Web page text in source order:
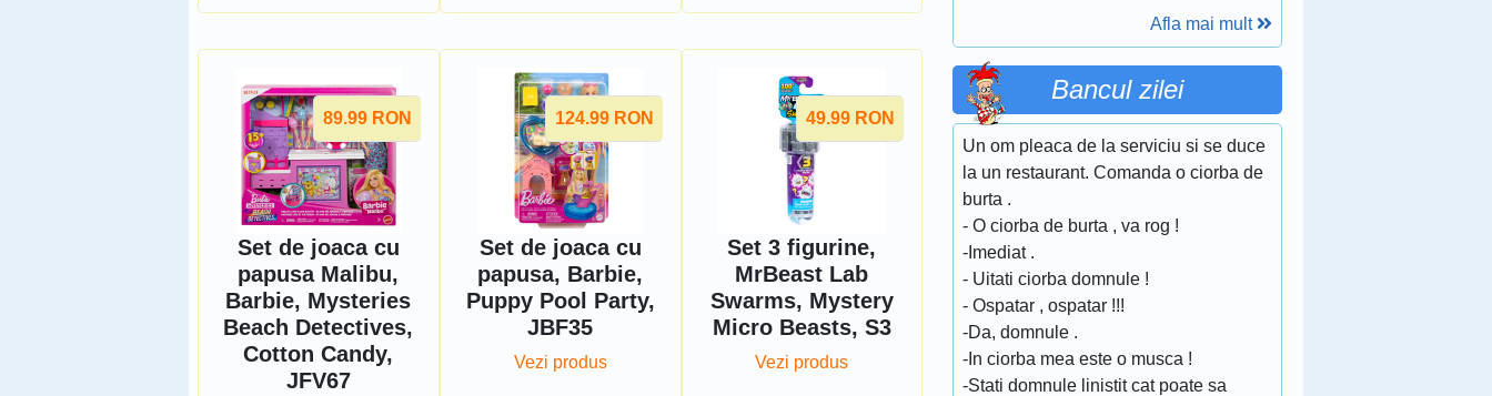
89.99 RON
Set de joaca cu
papusa Malibu,
Barbie, Mysteries
Beach Detectives,
Cotton Candy,
JFV67
124.99 RON
Set de joaca cu
papusa, Barbie,
Puppy Pool Party,
JBF35
Vezi produs
49.99 RON
Set 3 figurine,
MrBeast Lab
Swarms, Mystery
Micro Beasts, S3
Vezi produs
Afla mai mult
Bancul zilei
Un om pleaca de la serviciu si se duce
la un restaurant. Comanda o ciorba de
burta .
- O ciorba de burta , va rog !
-Imediat .
- Uitati ciorba domnule !
- Ospatar , ospatar !!!
-Da, domnule .
-In ciorba mea este o musca !
-Stati domnule linistit cat poate sa